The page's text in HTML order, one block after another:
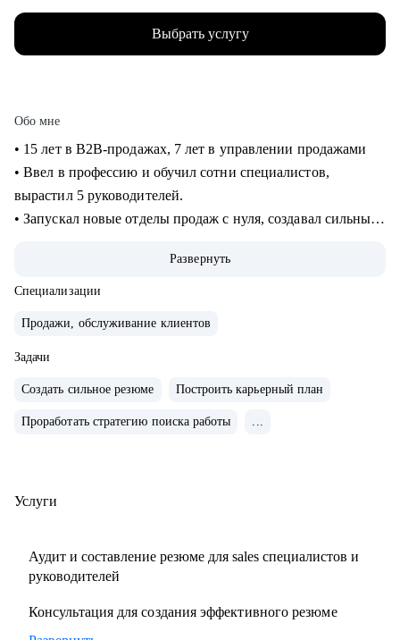
Выбрать услугу
Обо мне
• 15 лет в B2B-продажах, 7 лет в управлении продажами
• Ввел в профессию и обучил сотни специалистов,
вырастил 5 руководителей.
• Запускал новые отделы продаж с нуля, создавал сильные
и руководителей.
• 500+ продающих резюме и сопроводительных писем
• 300+ карьерных консультаций
• Составить резюме и оцифровать ключевые достижения.
рекомендации.
• Выстроить эффективное управление командой (прямой
• Подготовиться к полугодовому/ годовому ревью и
переговорам с руководителем.
Развернуть
Специализации
Продажи, обслуживание клиентов
Задачи
Создать сильное резюме Построить карьерный план
Проработать стратегию поиска работы ...
Услуги
Аудит и составление резюме для sales специалистов и
руководителей
Консультация для создания эффективного резюме